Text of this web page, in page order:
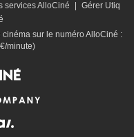
services AlloCiné
Gérer Utiq
sur le numéro AlloCiné :
minute)